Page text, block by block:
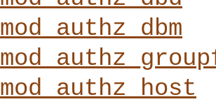
mod_authz_dbm
mod_authz_host